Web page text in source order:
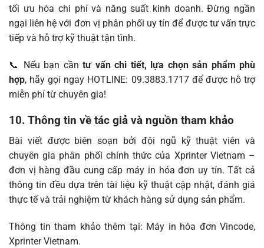
tối ưu hóa chi phí và năng suất kinh doanh. Đừng ngần
ngại liên hệ với đơn vị phân phối uy tín để được tư vấn trực
tiếp và hỗ trợ kỹ thuật tận tình.
📞 Nếu bạn cầntư vấn chi tiết, lựa chọn sản phẩm phù
hợp, hãy gọi ngay HOTLINE: 09.3883.1717 để được hỗ trợ
miễn phí từ chuyên gia!
10. Thông tin về tác giả và nguồn tham khảo
Bài viết được biên soạn bởi đội ngũ kỹ thuật viên và
chuyên gia phân phối chính thức của Xprinter Vietnam –
đơn vị hàng đầu cung cấp máy in hóa đơn uy tín. Tất cả
thông tin đều dựa trên tài liệu kỹ thuật cập nhật, đánh giá
thực tế và trải nghiệm từ khách hàng sử dụng sản phẩm.
Thông tin tham khảo thêm tại: Máy in hóa đơn Vincode,
Xprinter Vietnam.